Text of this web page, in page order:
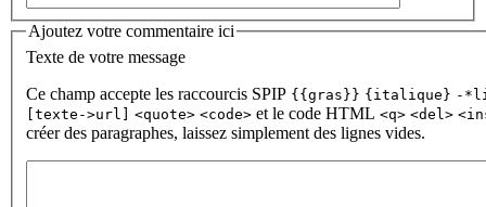
Ajoutez votre commentaire ici
Texte de votre message
Ce champ accepte les raccourcis SPIP {{gras}} {italique} -
[texte->url] <quote> <code> et le code HTML <q> <del>
créer des paragraphes, laissez simplement des lignes vides.